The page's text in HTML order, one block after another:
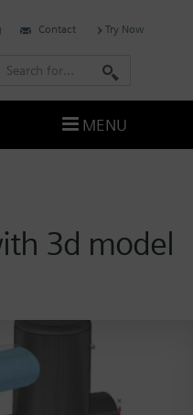
3d model
Contact Try Now
MENU